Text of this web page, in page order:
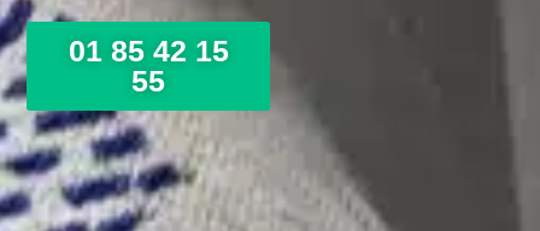
01 85 42 15
55